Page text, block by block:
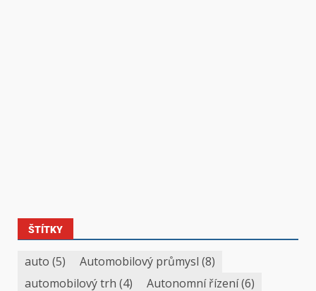
ŠTÍTKY
auto (5) Automobilový průmysl (8)
automobilový trh (4) Autonomní řízení(6)